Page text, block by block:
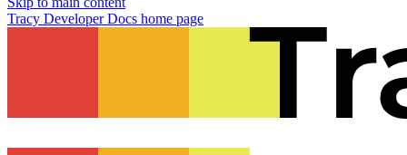
Tracy Developer Docs home page